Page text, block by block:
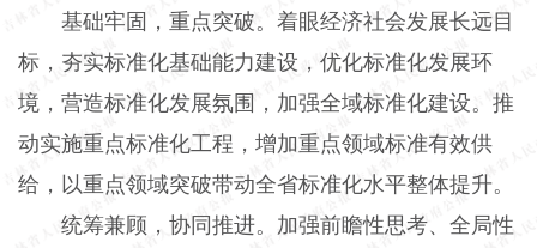
基础牢固，重点突破。着眼经济社会发展长远目
标，夯实标准化基础能力建设，优化标准化发展环
境，营造标准化发展氛围，加强全域标准化建设。推
动实施重点标准化工程，增加重点领域标准有效供
给，以重点领域突破带动全省标准化水平整体提升。
统筹兼顾，协同推进。加强前瞻性思考、全局性